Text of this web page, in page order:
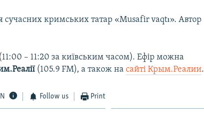
сучасних кримських татар «Musafir vaqtı». Автор
– 11:20 за київським часом). Ефір можна
(105.9 FM), а також насайті Крым.Реалии.
Follow us Print